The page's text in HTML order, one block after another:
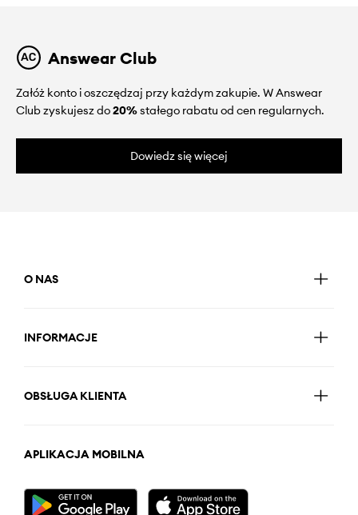
Answear Club
Załóż konto i oszczędzaj przy każdym zakupie. W Answear
Club zyskujesz do20%stałego rabatu od cen regularnych.
Dowiedz się więcej
O NAS
INFORMACJE
OBSŁUGA KLIENTA
APLIKACJA MOBILNA